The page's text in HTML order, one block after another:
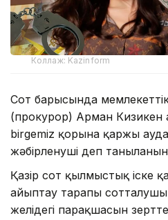
Коллаж: Kazinform
Сот барысында
(прокурор) Арман Кизикен
birgemiz қорына қаржы
жәбірленуші деп танылғанын
Қазір сот қылмыстық іске
айыптау тарапы
желідегі парақшасын